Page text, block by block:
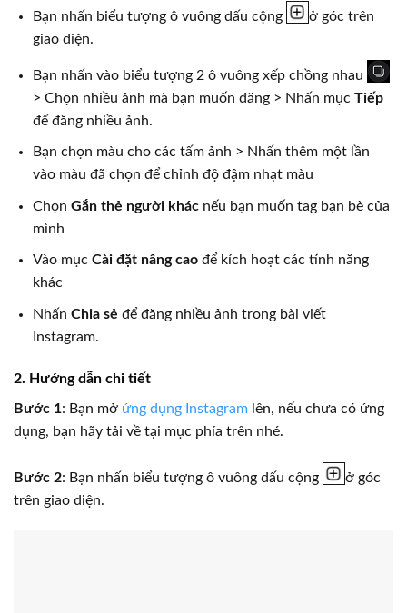
Bạn nhấn biểu tượng ô vuông dấu cộng
ở góc trên
giao diện.
Bạn nhấn vào biểu tượng 2 ô vuông xếp chồng nhau
> Chọn nhiều ảnh mà bạn muốn đăng > Nhấn mục Tiếp
để đăng nhiều ảnh.
Bạn chọn màu cho các tấm ảnh > Nhấn thêm một lần
vào màu đã chọn để chỉnh độ đậm nhạt màu
Chọn Gắn thẻ người khácnếu bạn muốn tag bạn bè của
mình
Vào mục Cài đặt nâng caođể kích hoạt các tính năng
khác
Nhấn Chia sẻ để đăng nhiều ảnh trong bài viết
Instagram.
2. Hướng dẫn chi tiết
Bước 1: Bạn mở ứng dụng Instagram lên, nếu chưa có ứng
dụng, bạn hãy tải về tại mục phía trên nhé.
Bước 2: Bạn nhấn biểu tượng ô vuông dấu cộng
ở góc
trên giao diện.